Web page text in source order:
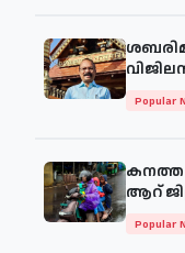
Popular
കനത്ത
ആറ്
Popular